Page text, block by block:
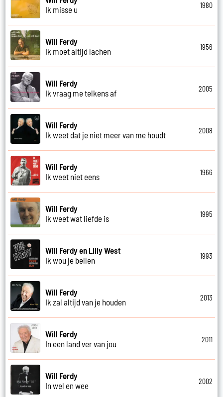
Ik misse u
1980
Will Ferdy
Ik moet altijd lachen
1956
Will Ferdy
Ik vraag me telkens af
2005
Will Ferdy
Ik weet dat je niet meer van me houdt
2008
Will Ferdy
Ik weet niet eens
1966
Will Ferdy
Ik weet wat liefde is
1995
Will Ferdy en Lilly West
Ik wou je bellen
1993
Will Ferdy
Ik zal altijd van je houden
2013
Will Ferdy
In een land ver van jou
2011
Will Ferdy
In wel en wee
2002